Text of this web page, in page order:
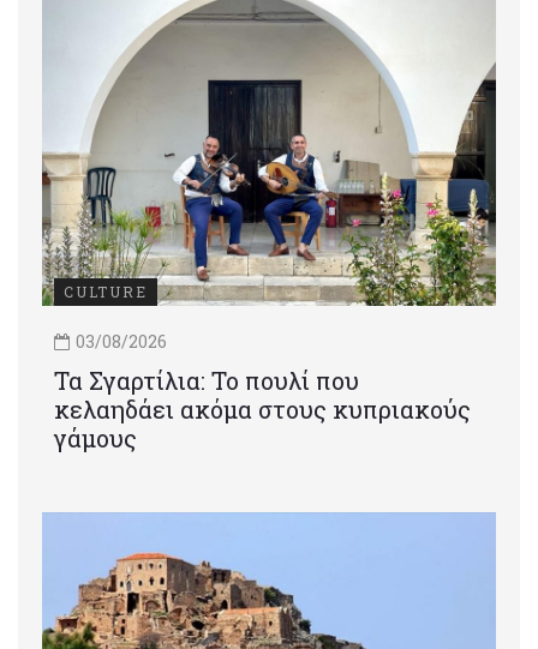
CULTURE
03/08/2026
Τα Σγαρτίλια: Το πουλί που
κελαηδάει ακόμα στους κυπριακούς
γάμους